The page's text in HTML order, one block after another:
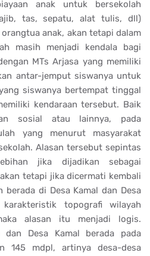
anak untuk bersekolah
tas, sepatu, alat tulis, dll)
anak, akan tetapi dalam
masih menjadi kendala bagi
MTs Arjasa yang memiliki
antar-jemput siswanya untuk
siswanya bertempat tinggal
kendaraan tersebut. Baik
sosial atau lainnya, pada
yang menurut masyarakat
Alasan tersebut sepintas
jika dijadikan sebagai
tetapi jika dicermati kembali
di Desa Kamal dan Desa
topografi wilayah
alasan itu menjadi logis.
dan Desa Kamal berada pada
145 mdpl, artinya desa-desa